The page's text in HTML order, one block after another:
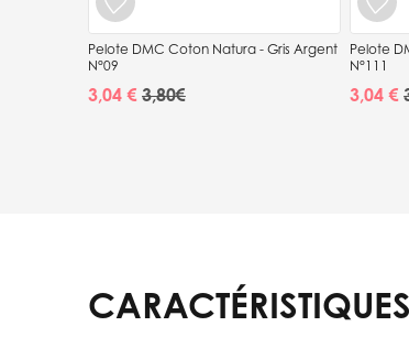
Pelote DMC Coton Natura - Gris Argent
N°09
3,04 € 3,80 €
Pelote
N°111
3,04 €